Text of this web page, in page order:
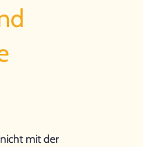
mit der